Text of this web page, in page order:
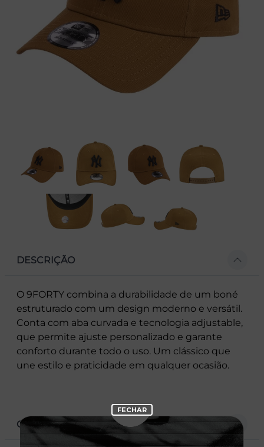
DESCRIÇÃO
O 9FORTY combina a durabilidade de um boné
estruturado com um design moderno e versátil.
Conta com aba curvada e tecnologia adjustable,
que permite ajuste personalizado e garante
conforto durante todo o uso. Um clássico que
une estilo e praticidade em qualquer ocasião.
CARACTERÍSTICAS